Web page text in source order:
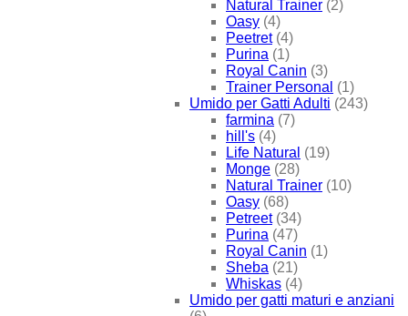
Natural Trainer (2)
Oasy (4)
Peetret (4)
Purina (1)
Royal Canin (3)
Trainer Personal (1)
Umido per Gatti Adulti (243)
farmina (7)
hill's (4)
Life Natural (19)
Monge (28)
Natural Trainer (10)
Oasy (68)
Petreet (34)
Purina (47)
Royal Canin (1)
Sheba (21)
Whiskas (4)
Umido per gatti maturi e anziani